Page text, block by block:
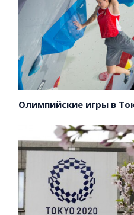
Олимпийские игры в